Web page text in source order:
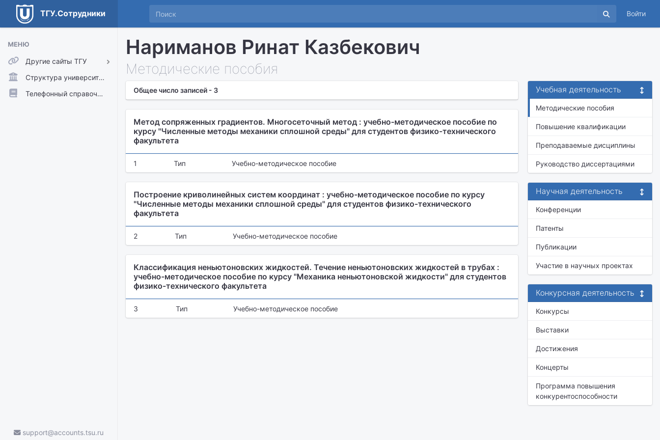
ТГУ.Сотрудники Войти
МЕНЮ
Другие сайты ТГУ
ТГУ.Аккаунты
ТГУ.Расписание
Структура университета
Телефонный справочник
support@accounts.tsu.ru
Нариманов Ринат Казбекович
Методические пособия
Общее число записей - 3
Метод сопряженных градиентов. Многосеточный метод : учебно-методическое пособие по
курсу "Численные методы механики сплошной среды" для студентов физико-технического
факультета
1 Тип Учебно-методическое пособие
Построение криволинейных систем координат : учебно-методическое пособие по курсу
"Численные методы механики сплошной среды" для студентов физико-технического
факультета
2 Тип Учебно-методическое пособие
Классификация неньютоновских жидкостей. Течение неньютоновских жидкостей в трубах :
учебно-методическое пособие по курсу "Механика неньютоновской жидкости" для студентов
физико-технического факультета
3 Тип Учебно-методическое пособие
Учебная деятельность
Методические пособия
Повышение квалификации
Преподаваемые дисциплины
Руководство диссертациями
Научная деятельность
Конференции
Патенты
Публикации
Участие в научных проектах
Конкурсная деятельность
Конкурсы
Выставки
Достижения
Концерты
Программа повышения
конкурентоспособности